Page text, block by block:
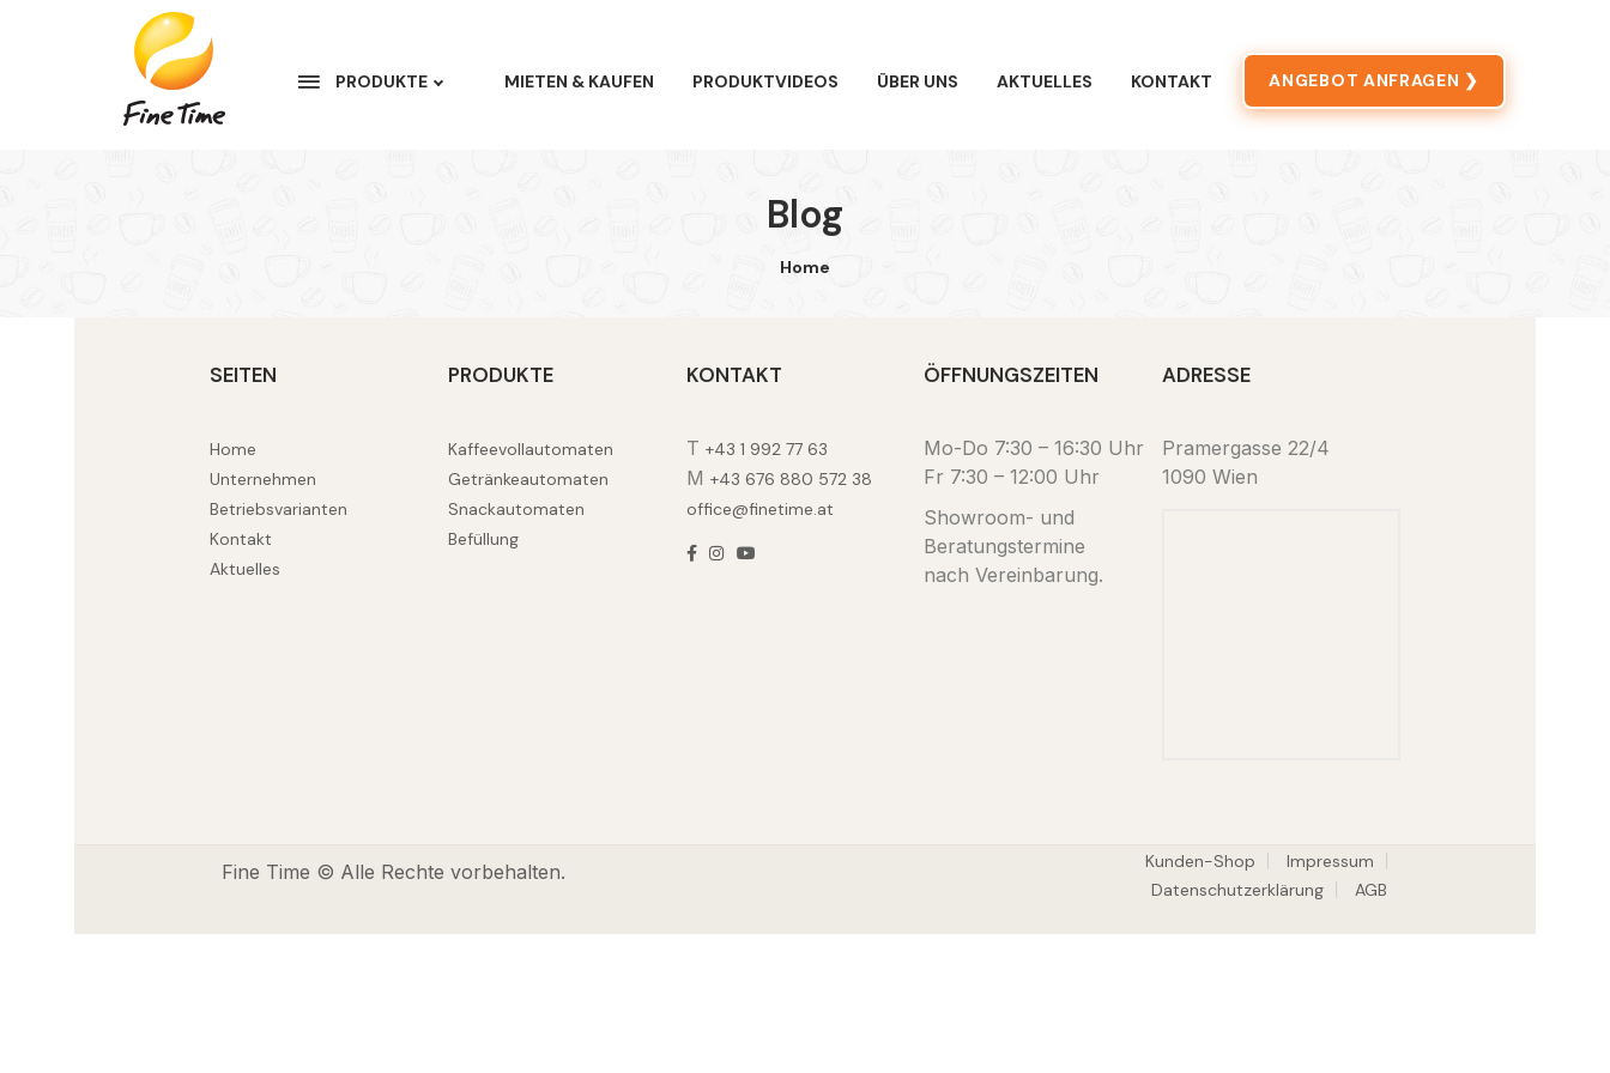
PRODUKTE MIETEN & KAUFEN PRODUKTVIDEOS ÜBER UNS AKTUELLES KONTAKT ANGEBOT ANFRAGEN ❯
Blog
Home
SEITEN
Home
Unternehmen
Betriebsvarianten
Kontakt
Aktuelles
PRODUKTE
Kaffeevollautomaten
Getränkeautomaten
Snackautomaten
Befüllung
KONTAKT
T +43 1 992 77 63
M +43 676 880 572 38
office@finetime.at
ÖFFNUNGSZEITEN
Mo-Do 7:30 – 16:30 Uhr
Fr 7:30 – 12:00 Uhr
Showroom- und
Beratungstermine
nach Vereinbarung.
ADRESSE
Pramergasse 22/4
1090 Wien
Fine Time © Alle Rechte vorbehalten. Kunden-Shop
Impressum
Datenschutzerklärung
AGB